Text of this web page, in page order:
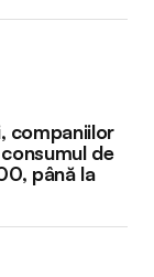
companiilor
de
până la